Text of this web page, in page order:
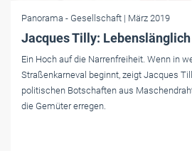
Panorama - Gesellschaft | März 2019
Jacques Tilly: Lebenslänglich
Ein Hoch auf die Narrenfreiheit. Wenn in
Straßenkarneval beginnt, zeigt Jacques
politischen Botschaften aus
die Gemüter erregen.